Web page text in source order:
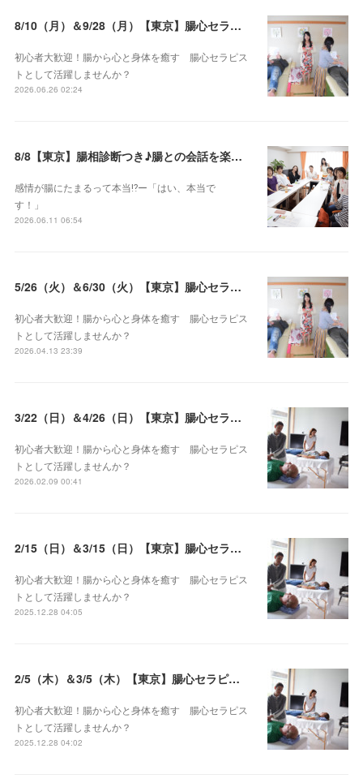
8/10（月）＆9/28（月）【東京】腸心セラピスト養成コース《２日間コース》開講決定
初心者大歓迎！腸から心と身体を癒す 腸心セラピス
トとして活躍しませんか？
2026.06.26 02:24
8/8【東京】腸相診断つき♪腸との会話を楽しむ♡腸心セラピー♪お試し体験会
感情が腸にたまるって本当⁉️ー「はい、本当で
す！」
2026.06.11 06:54
5/26（火）＆6/30（火）【東京】腸心セラピスト養成コース《２日間コース》開講決定
初心者大歓迎！腸から心と身体を癒す 腸心セラピス
トとして活躍しませんか？
2026.04.13 23:39
3/22（日）＆4/26（日）【東京】腸心セラピスト養成コース《２日間コース》開講決定
初心者大歓迎！腸から心と身体を癒す 腸心セラピス
トとして活躍しませんか？
2026.02.09 00:41
2/15（日）＆3/15（日）【東京】腸心セラピスト養成コース《２日間コース》開講決定
初心者大歓迎！腸から心と身体を癒す 腸心セラピス
トとして活躍しませんか？
2025.12.28 04:05
2/5（木）＆3/5（木）【東京】腸心セラピスト養成コース《２日間コース》開講決定
初心者大歓迎！腸から心と身体を癒す 腸心セラピス
トとして活躍しませんか？
2025.12.28 04:02